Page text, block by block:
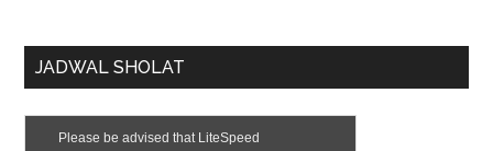
JADWAL SHOLAT